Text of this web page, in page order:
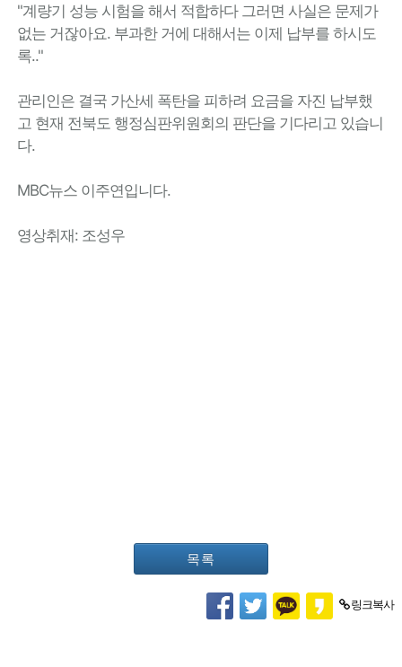
"계량기 성능 시험을 해서 적합하다 그러면 사실은 문제가
없는 거잖아요. 부과한 거에 대해서는 이제 납부를 하시도
록.."
관리인은 결국 가산세 폭탄을 피하려 요금을 자진 납부했
고 현재 전북도 행정심판위원회의 판단을 기다리고 있습니
다.
MBC뉴스 이주연입니다.
영상취재: 조성우
목록
링크복사